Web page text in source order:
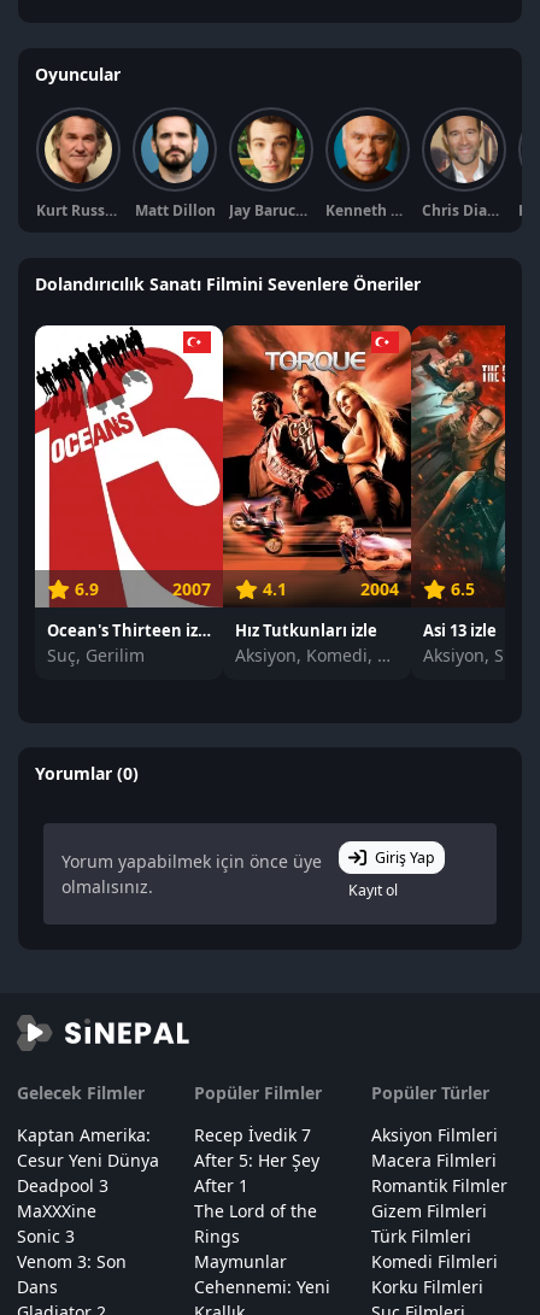
Oyuncular
Kurt Russell Matt Dillon Jay Baruchel Kenneth Welsh Chris Diamantopoulos
Dolandırıcılık Sanatı Filmini Sevenlere Öneriler
6.9 2007
Ocean's Thirteen izle
Suç, Gerilim
4.1 2004
Hız Tutkunları izle
Aksiyon, Komedi, Suç
6.5
Asi 13 izle
Yorumlar (0)
Yorum yapabilmek için önce üye
olmalısınız.
Giriş Yap
Kayıt ol
Gelecek Filmler
Kaptan Amerika:
Cesur Yeni Dünya
Deadpool 3
MaXXXine
Sonic 3
Venom 3: Son
Dans
Popüler Filmler
Recep İvedik 7
After 5: Her Şey
After 1
The Lord of the
Rings
Maymunlar
Cehennemi: Yeni
Popüler Türler
Aksiyon Filmleri
Macera Filmleri
Romantik Filmler
Gizem Filmleri
Türk Filmleri
Komedi Filmleri
Korku Filmleri